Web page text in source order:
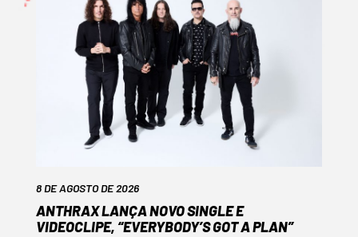
8 DE AGOSTO DE 2026
ANTHRAX LANÇA NOVO SINGLE E
VIDEOCLIPE, “EVERYBODY’S GOT A PLAN”